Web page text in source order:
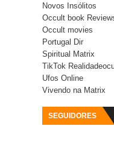
Novos Insólitos
Occult book
Occult movies
Portugal Dir
Spiritual Matrix
TikTok
Ufos Online
Vivendo na Matrix
SEGUIDORES